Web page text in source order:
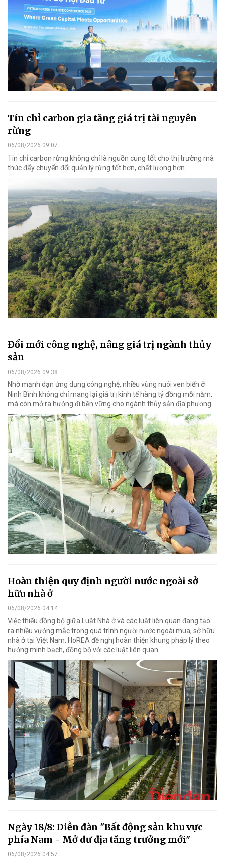
Tín chỉ carbon gia tăng giá trị tài nguyên
rừng
06/08/2026 09:07
Tín chỉ carbon rừng không chỉ là nguồn cung tốt cho thị trường mà
thúc đẩy chuyển đổi quản lý rừng tốt hơn, chất lượng hơn.
Đổi mới công nghệ, nâng giá trị ngành thủy
sản
06/08/2026 09:38
Nhờ mạnh dạn ứng dụng công nghệ, nhiều vùng nuôi ven biển ở
Ninh Bình không chỉ mang lại giá trị kinh tế hàng tỷ đồng mỗi năm,
mà còn mở ra hướng đi bền vững cho ngành thủy sản địa phương.
Hoàn thiện quy định người nước ngoài sở
hữu nhà ở
06/08/2026 04:14
Việc thiếu đồng bộ giữa Luật Nhà ở và các luật liên quan đang tạo
ra nhiều vướng mắc trong quá trình người nước ngoài mua, sở hữu
nhà ở tại Việt Nam. HoREA đề nghị hoàn thiện khung pháp lý theo
hướng minh bạch, đồng bộ với các luật liên quan.
Ngày 18/8: Diễn đàn "Bất động sản khu vực
phía Nam - Mở dư địa tăng trưởng mới"
06/08/2026 04:57